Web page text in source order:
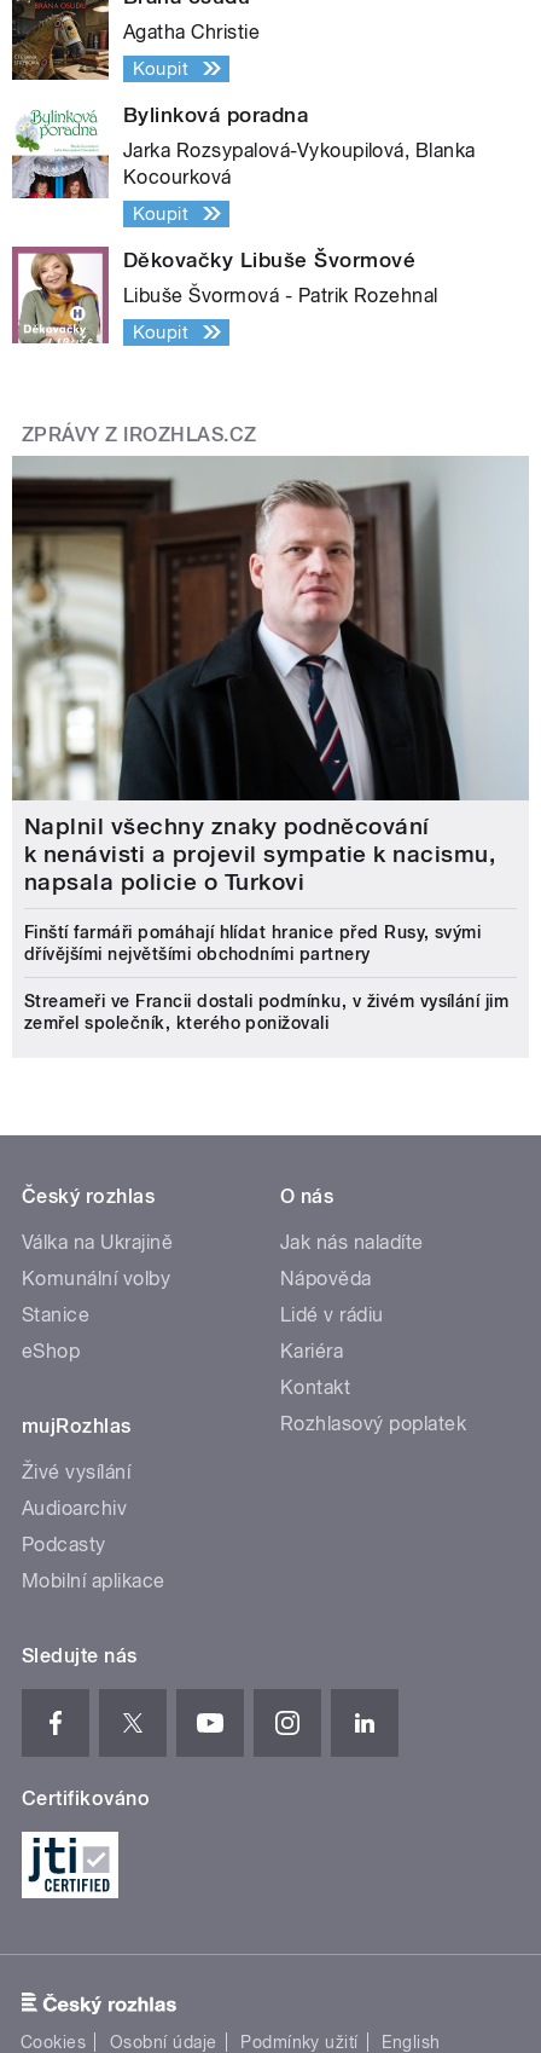
Agatha Christie
Koupit
Bylinková poradna
Jarka Rozsypalová-Vykoupilová, Blanka
Kocourková
Koupit
Děkovačky Libuše Švormové
Libuše Švormová - Patrik Rozehnal
Koupit
ZPRÁVY Z IROZHLAS.CZ
Naplnil všechny znaky podněcování
k nenávisti a projevil sympatie k nacismu,
napsala policie o Turkovi
Finští farmáři pomáhají hlídat hranice před Rusy, svými
dřívějšími největšími obchodními partnery
Streameři ve Francii dostali podmínku, v živém vysílání jim
zemřel společník, kterého ponižovali
Český rozhlas
Válka na Ukrajině
Komunální volby
Stanice
eShop
mujRozhlas
Živé vysílání
Audioarchiv
Podcasty
Mobilní aplikace
O nás
Jak nás naladíte
Nápověda
Lidé v rádiu
Kariéra
Kontakt
Rozhlasový poplatek
Sledujte nás
Certifikováno
Cookies Osobní údaje Podmínky užití English